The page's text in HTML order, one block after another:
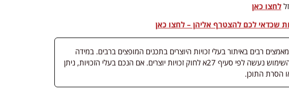
לחצו כאן
שכדאי לכם להצטרף אליהן – לחצו כאן
רבים באיתור בעלי זכויות היוצרים בתכנים המופצים ברבים. במידה
ופורסמה מדיה שבעליה אינו ידוע, השימוש נעשה לפי סעיף 27א לחוק זכויות יוצרים. אם הנכם בעלי הזכויות, ניתן
הסרת התוכן.